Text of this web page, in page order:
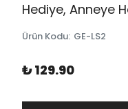
Hediye, Anneye
Ürün Kodu: GE-LS2
₺ 129.90